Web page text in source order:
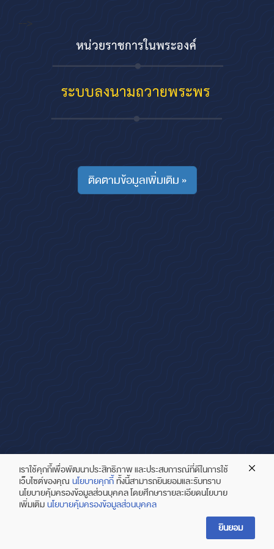
-->
ติดตามข้อมูลเพิ่มเติม »
เราใช้คุกกี้เพื่อพัฒนาประสิทธิภาพ และประสบการณ์ที่ดีในการใช้
เว็บไซต์ของคุณ นโยบายคุกกี้ทั้งนี้สามารถยินยอมและรับทราบ
นโยบายคุ้มครองข้อมูลส่วนบุคคล โดยศึกษารายละเอียดนโยบาย
เพิ่มเติมนโยบายคุ้มครองข้อมูลส่วนบุคคล
ยินยอม